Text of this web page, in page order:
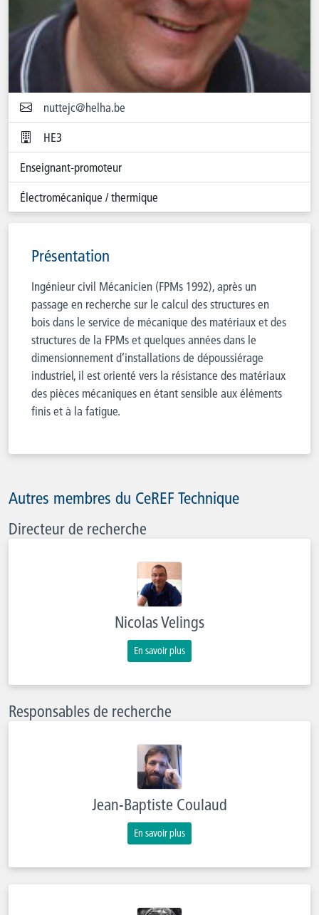
nuttejc@helha.be
HE3
Enseignant-promoteur
Électromécanique / thermique
Présentation
Ingénieur civil Mécanicien (FPMs 1992), après un
passage en recherche sur le calcul des structures en
bois dans le service de mécanique des matériaux et des
structures de la FPMs et quelques années dans le
dimensionnement d’installations de dépoussiérage
industriel, il est orienté vers la résistance des matériaux
des pièces mécaniques en étant sensible aux éléments
finis et à la fatigue.
Autres membres du CeREF Technique
Directeur de recherche
Nicolas Velings
En savoir plus
Responsables de recherche
Jean-Baptiste Coulaud
En savoir plus